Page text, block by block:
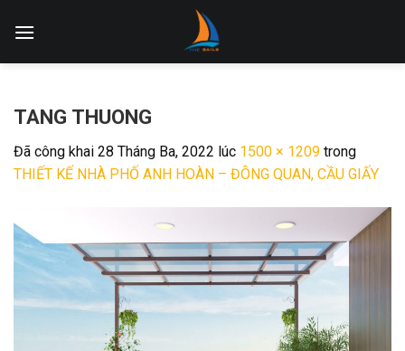
TANG THUONG
Đã công khai 28 Tháng Ba, 2022 lúc 1500 × 1209 trong
THIẾT KẾ NHÀ PHỐ ANH HOÀN – ĐÔNG QUAN, CẦU GIẤY